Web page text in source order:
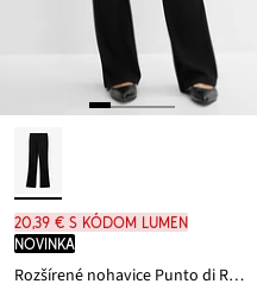
20,39 € s kódom LUMEN
novinka
Rozšírené nohavice Punto di Roma